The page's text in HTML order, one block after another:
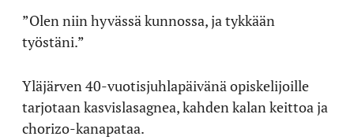
”Olen niin hyvässä kunnossa, ja tykkään
työstäni.”
Yläjärven 40-vuotisjuhlapäivänä opiskelijoille
tarjotaan kasvislasagnea, kahden kalan keittoa ja
chorizo-kanapataa.